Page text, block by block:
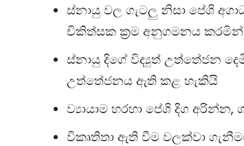
ස්නායු වල ගැටලු නිසා පේශි
චිකිත්සක ක්‍රම අනුගමනය
ස්නායු දිගේ විද්‍යුත් උත්තේජන
උත්තේජනය ඇති කළ හැකියි
ව්‍යායාම හරහා පේශි දිග
විකෘතිතා ඇති වීම වලක්වා